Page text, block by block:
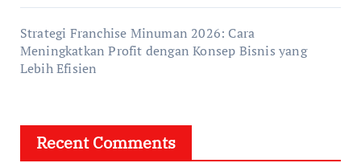
Strategi Franchise Minuman 2026: Cara
Meningkatkan Profit dengan Konsep Bisnis yang
Lebih Efisien
Recent Comments